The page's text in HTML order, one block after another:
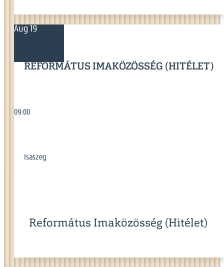
Aug 19
REFORMÁTUS IMAKÖZÖSSÉG (HITÉLET)
09:00
Isaszeg
Református Imaközösség (Hitélet)